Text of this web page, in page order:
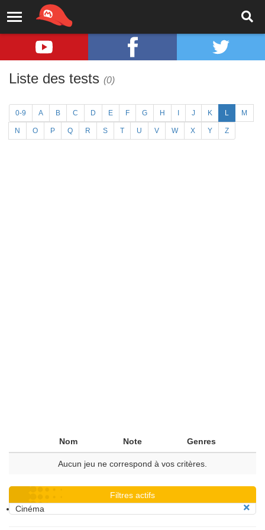
Liste des tests (0)
0-9 A B C D E F G H J K L M
N O P Q R S T U V W X Y Z
Nom Note Genres
Aucun jeu ne correspond à vos critères.
Filtres actifs
Cinéma